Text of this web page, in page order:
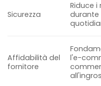
Sicurezza
Riduce i
durante
Affidabilità del
fornitore
l'e-